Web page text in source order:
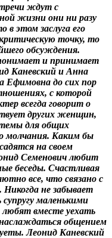
ждут с
жизни они ни разу
в этом заслуга его
точку, то
обсуждения.
и принимает
Каневский и Анна
Ефимовна до сих пор
с которой
всегда говорит о
других женщин,
для общих
молчания. Каким бы
на своем
Семенович любит
беседы. Счастливая
все, что связано с
не забывает
маленькими
вместе уехать
общением
Леонид Каневский